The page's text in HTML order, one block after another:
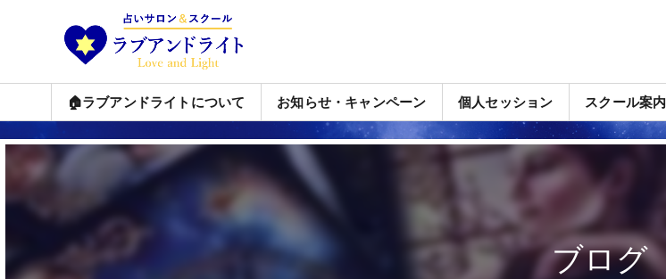
🏠ラブアンドライトについて お知らせ・キャンペーン 個人セッション スクール案内
ブログ